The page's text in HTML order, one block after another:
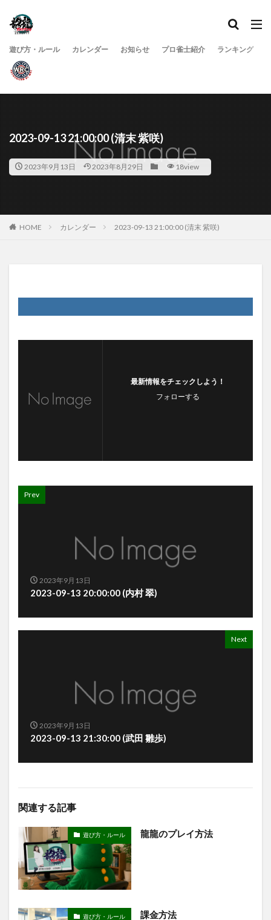
遊び方・ルール カレンダー お知らせ プロ雀士紹介 ランキング
2023-09-13 21:00:00 (清末 紫咲)
2023年9月13日 2023年8月29日 18view
HOME カレンダー 2023-09-13 21:00:00 (清末 紫咲)
最新情報をチェックしよう！
フォローする
Prev
2023年9月13日
2023-09-13 20:00:00 (内村 翠)
Next
2023年9月13日
2023-09-13 21:30:00 (武田 雛歩)
関連する記事
遊び方・ルール 龍龍のプレイ方法
遊び方・ルール 課金方法